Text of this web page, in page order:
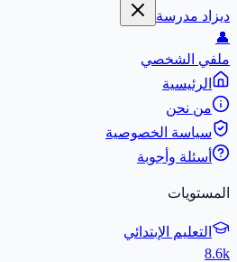
ديزاد مدرسة
👤
ملفي الشخصي
الرئيسية
من نحن
سياسة الخصوصية
أسئلة وأجوبة
المستويات
التعليم الإبتدائي
8.6k